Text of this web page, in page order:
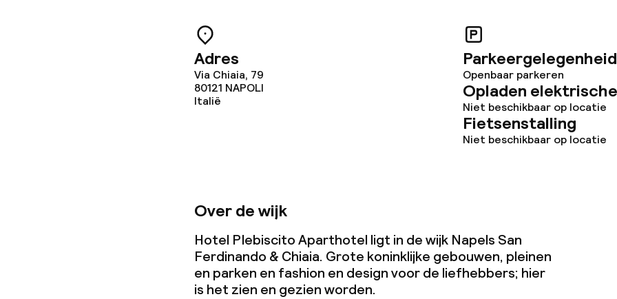
Adres
Via Chiaia, 79
80121 NAPOLI
Italië
Parkeergelegenheid
Openbaar parkeren
Opladen
Niet beschikbaar op locatie
Fietsenstalling
Niet beschikbaar op locatie
Over de wijk
Hotel Plebiscito Aparthotel ligt in de wijk Napels San
Ferdinando & Chiaia. Grote koninklijke gebouwen, pleinen
en parken en fashion en design voor de liefhebbers; hier
is het zien en gezien worden.